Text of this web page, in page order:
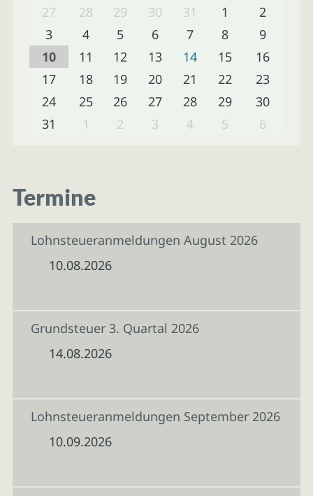
27
28 29 30 31 1
2
3
4 5 6 7 8
9
10
11 12 13 14 15
16
17
18 19 20 21 22
23
24
25 26 27 28 29
30
31
1 2 3 4 5 6
Termine
Lohnsteueranmeldungen August 2026
10.08.2026
Grundsteuer 3. Quartal 2026
14.08.2026
Lohnsteueranmeldungen September 2026
10.09.2026